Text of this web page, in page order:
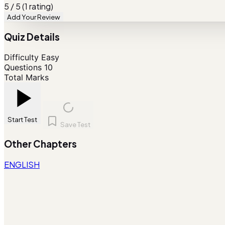
5 / 5 (1 rating)
Add Your Review
Quiz Details
Difficulty Easy
Questions 10
Total Marks
Start Test
Save Test
Other Chapters
ENGLISH